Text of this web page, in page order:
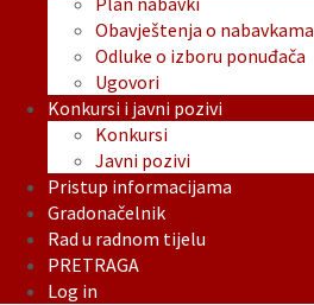
Obavještenja o nabavkama
Odluke o izboru ponuđača
Ugovori
Konkursi i javni pozivi
Konkursi
Javni pozivi
Pristup informacijama
Gradonačelnik
Rad u radnom tijelu
PRETRAGA
Log in